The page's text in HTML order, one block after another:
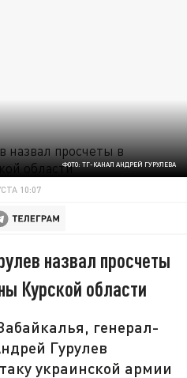
ФОТО: ТГ-КАНАЛ АНДРЕЙ ГУРУЛЕВА
10:07
назвал просчеты
Курской области
генерал-
Гурулев
украинской армии